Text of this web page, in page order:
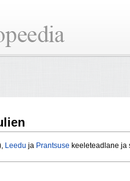
Leedu ja Prantsuse keeleteadlane ja